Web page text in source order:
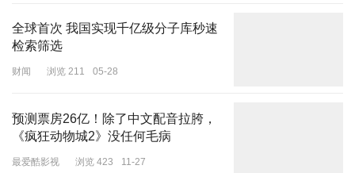
全球首次 我国实现千亿级分子库秒速
检索筛选
财闻 浏览 211 05-28
预测票房26亿！除了中文配音拉胯，
《疯狂动物城2》没任何毛病
最爱酷影视 浏览 423 11-27